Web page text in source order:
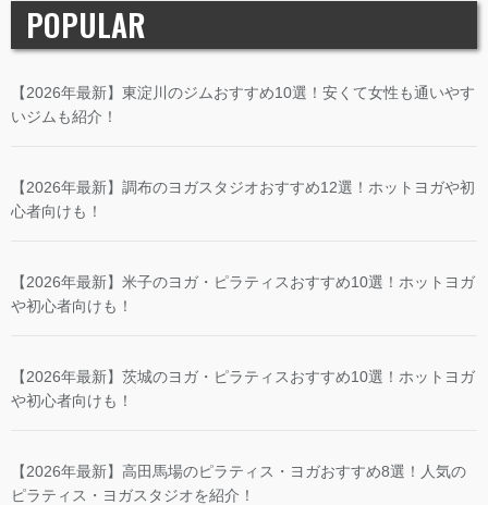
POPULAR
【2026年最新】東淀川のジムおすすめ10選！安くて女性も通いやす
いジムも紹介！
【2026年最新】調布のヨガスタジオおすすめ12選！ホットヨガや初
心者向けも！
【2026年最新】米子のヨガ・ピラティスおすすめ10選！ホットヨガ
や初心者向けも！
【2026年最新】茨城のヨガ・ピラティスおすすめ10選！ホットヨガ
や初心者向けも！
【2026年最新】高田馬場のピラティス・ヨガおすすめ8選！人気の
ピラティス・ヨガスタジオを紹介！